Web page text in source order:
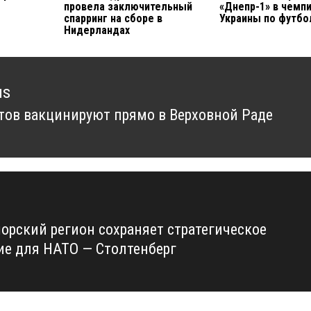
провела заключительный
спарринг на сборе в
Нидерландах
«Днепр-1» в
Украины по
вакцинируют прямо в Верховной Раде
регион сохраняет стратегическое
для НАТО — Столтенберг